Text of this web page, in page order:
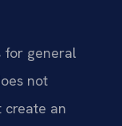
for general
not
create an